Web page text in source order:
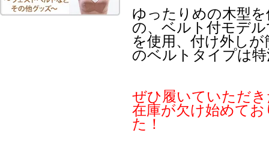
ゆったりめの木型
の、ベルト付モデ
を使用、付け外し
のベルトタイプは
ぜひ履いていただ
在庫が欠け始めて
た！